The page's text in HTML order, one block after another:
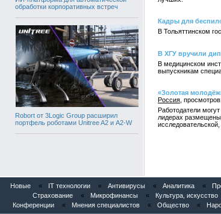
обработки корпоративных встреч
Robort от 3Logic Group расширил
портфель роботами Unitree A2 и A2-W
Кадры для
В Тольяттинском
В ХГУ вручили
В медицинском
выпускникам
«Золотая
Россия
Работодатели
лидерах размещены
Новые « IT технологии « Антивирусы « Аналитика «
Страхование
« Микрофинансы « Культура, искусство
Конференции
« Мнения специалистов « Общество «